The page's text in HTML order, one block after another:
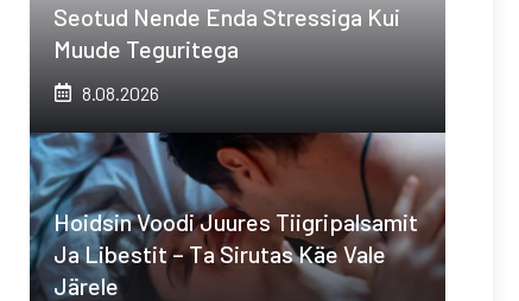
Seotud Nende Enda Stressiga Kui
Muude Teguritega
8.08.2026
Hoidsin Voodi Juures Tiigripalsamit
Ja Libestit – Ta Sirutas Käe Vale
Järele